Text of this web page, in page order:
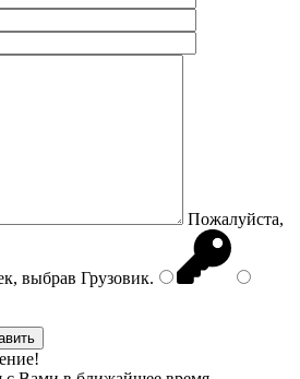
Пожалуйста,
выбрав Грузовик.